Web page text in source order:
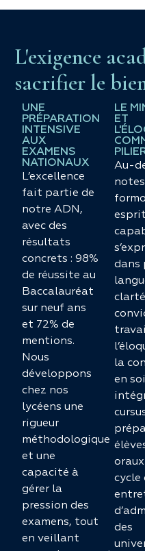
L'exigence
sacrifier le
UNE
PRÉPARATION
INTENSIVE
AUX
EXAMENS
NATIONAUX
L’excellence
fait partie de
notre ADN,
avec des
résultats
concrets : 98%
de réussite au
Baccalauréat
sur neuf ans
et 72% de
mentions.
Nous
développons
chez nos
lycéens une
rigueur
méthodologique
et une
capacité à
gérer la
pression des
examens, tout
en veillant
LE
ET
Au-
dans
la
en
cycle
des